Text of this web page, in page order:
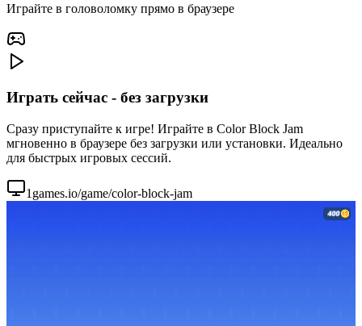
Играйте в головоломку прямо в браузере
Играть сейчас - без загрузки
Сразу приступайте к игре! Играйте в Color Block Jam
мгновенно в браузере без загрузки или установки. Идеально
для быстрых игровых сессий.
1games.io/game/color-block-jam